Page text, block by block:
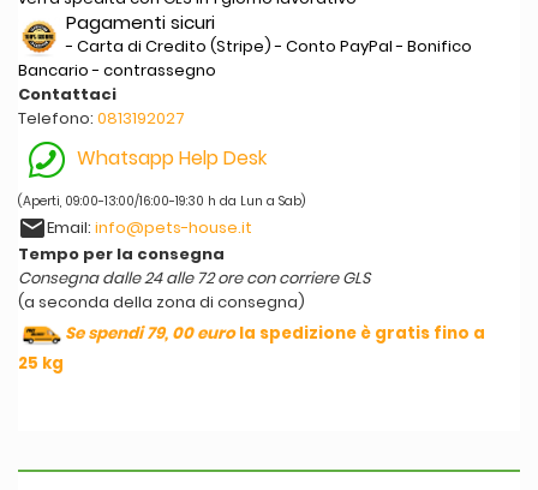
Pagamenti sicuri
- Carta di Credito (Stripe) - Conto PayPal - Bonifico
Bancario - contrassegno
Contattaci
Telefono: 0813192027
Whatsapp Help Desk
(Aperti, 09:00-13:00/16:00-19:30 h da Lun a Sab)
emailEmail: info@pets-house.it
Tempo per la consegna
Consegna dalle 24 alle 72 ore con corriere GLS
(a seconda della zona di consegna)
Se spendi 79, 00 eurola spedizione è gratis fino a
25 kg